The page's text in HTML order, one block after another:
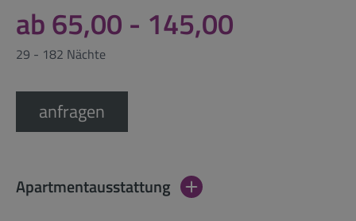
ab 65,00 - 145,00
29 - 182 Nächte
anfragen
Apartmentausstattung